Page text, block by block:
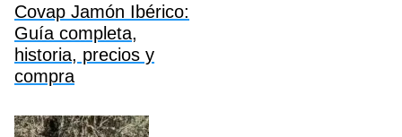
Covap Jamón Ibérico:
Guía completa,
historia, precios y
compra